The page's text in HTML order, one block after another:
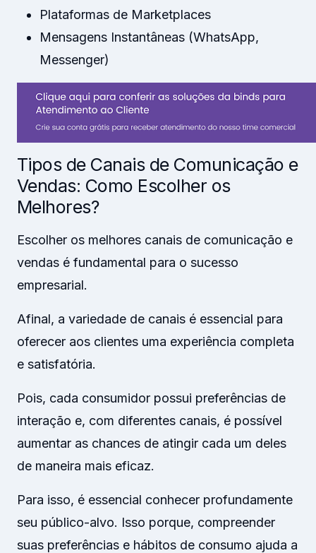
Plataformas de Marketplaces
Mensagens Instantâneas (WhatsApp,
Messenger)
Tipos de Canais de Comunicação e
Vendas: Como Escolher os
Melhores?
Escolher os melhores canais de comunicação e
vendas é fundamental para o sucesso
empresarial.
Afinal, a variedade de canais é essencial para
oferecer aos clientes uma experiência completa
e satisfatória.
Pois, cada consumidor possui preferências de
interação e, com diferentes canais, é possível
aumentar as chances de atingir cada um deles
de maneira mais eficaz.
Para isso, é essencial conhecer profundamente
seu público-alvo. Isso porque, compreender
suas preferências e hábitos de consumo ajuda a